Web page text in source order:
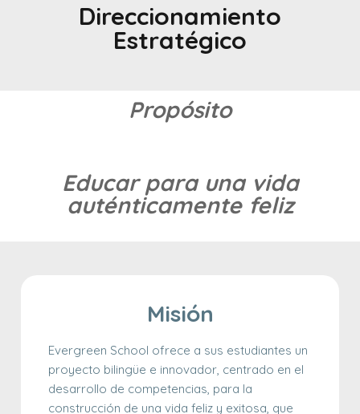
Direccionamiento
Estratégico
Propósito
Educar para una vida
auténticamente feliz
Misión
Evergreen School ofrece a sus estudiantes un
proyecto bilingüe e innovador, centrado en el
desarrollo de competencias, para la
construcción de una vida feliz y exitosa, que